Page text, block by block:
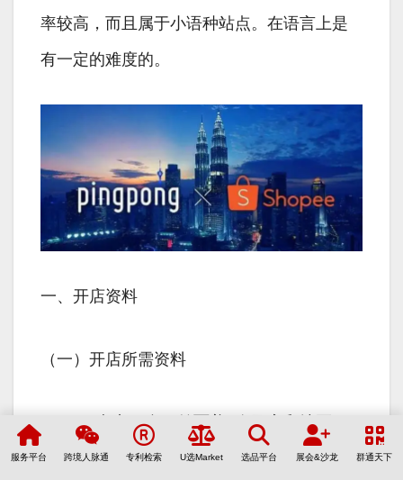
率较高，而且属于小语种站点。在语言上是
有一定的难度的。
一、开店资料
（一）开店所需资料
Shopee电商平台目前覆盖7个国家和地区，
包括印度尼西亚、中国台湾、越南、泰国、
服务平台 跨境人脉通 专利检索 U选Market 选品平台 展会&沙龙 群通天下